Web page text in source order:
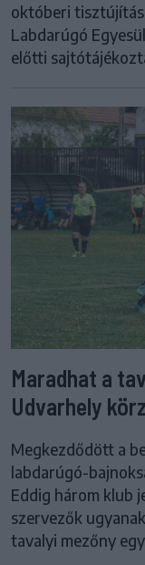
októberi
Labdarúgó
előtti
Maradhat a
Udvarhely
Megkezdődött a
labdarúgó-
Eddig három klub
szervezők
tavalyi mezőny